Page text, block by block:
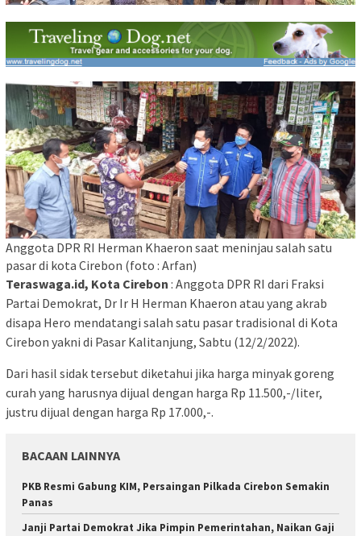
Anggota DPR RI Herman Khaeron saat meninjau salah satu
pasar di kota Cirebon (foto : Arfan)
Teraswaga.id, Kota Cirebon : Anggota DPR RI dari Fraksi
Partai Demokrat, Dr Ir H Herman Khaeron atau yang akrab
disapa Hero mendatangi salah satu pasar tradisional di Kota
Cirebon yakni di Pasar Kalitanjung, Sabtu (12/2/2022).
Dari hasil sidak tersebut diketahui jika harga minyak goreng
curah yang harusnya dijual dengan harga Rp 11.500,-/liter,
justru dijual dengan harga Rp 17.000,-.
BACAAN LAINNYA
PKB Resmi Gabung KIM, Persaingan Pilkada Cirebon Semakin
Panas
Janji Partai Demokrat Jika Pimpin Pemerintahan, Naikan Gaji